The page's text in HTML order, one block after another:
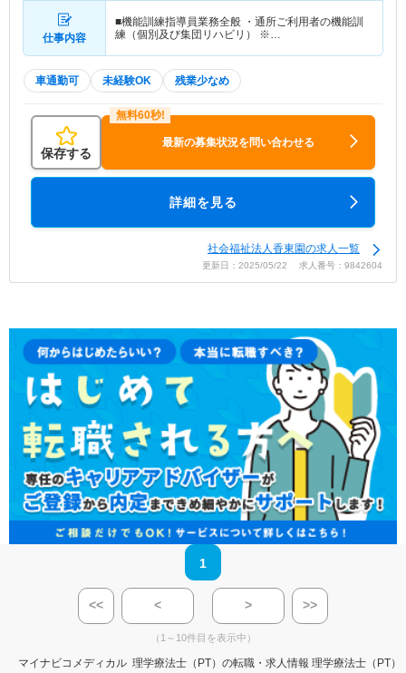
仕事内容
■機能訓練指導員業務全般 ・通所ご利用者の機能訓
練（個別及び集団リハビリ） ※…
車通勤可 未経験OK 残業少なめ
保存する
最新の募集状況を問い合わせる
詳細を見る
社会福祉法人香東園の求人一覧
更新日：2025/05/22 求人番号：9842604
1
<< < > >>
（1～10件目を表示中）
マイナビコメディカル 理学療法士（PT）の転職・求人情報 理学療法士（PT）